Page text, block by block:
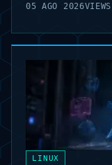
05 AGO 2026
LINUX